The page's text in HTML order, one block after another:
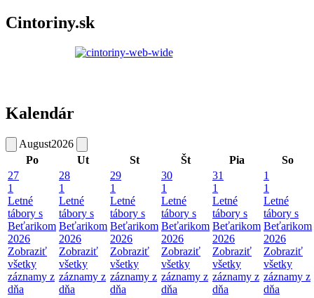
Cintoriny.sk
Kalendár
August2026
Po
Ut St Št Pia
So
27
1
Letné
tábory s
Beťarikom
2026
Zobraziť
všetky
záznamy z
dňa
28
1
Letné
tábory s
Beťarikom
2026
Zobraziť
všetky
záznamy z
dňa
29
1
Letné
tábory s
Beťarikom
2026
Zobraziť
všetky
záznamy z
dňa
30
1
Letné
tábory s
Beťarikom
2026
Zobraziť
všetky
záznamy z
dňa
31
1
Letné
tábory s
Beťarikom
2026
Zobraziť
všetky
záznamy z
dňa
1
1
Letné
tábory s
Beťarikom
2026
Zobraziť
všetky
záznamy z
dňa